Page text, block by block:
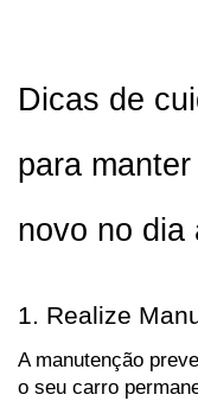
Dicas de
para
novo no dia
1. Realize
A manutenção
o seu carro